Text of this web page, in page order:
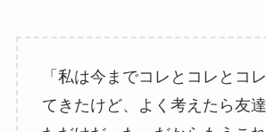
「私は今までコレとコレとコ
てきたけど、よく考えたら友